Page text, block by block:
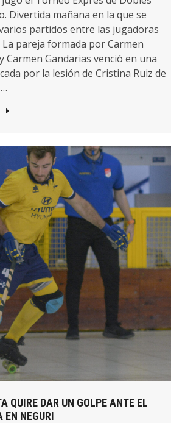
Divertida mañana en la que se
partidos entre las jugadoras
La pareja formada por Carmen
Carmen Gandarias venció en una
por la lesión de Cristina Ruiz de
QUIRE DAR UN GOLPE ANTE EL
EN NEGURI